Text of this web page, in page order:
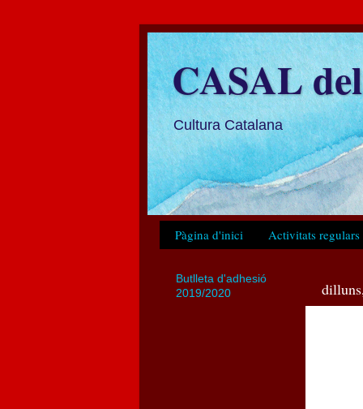
CASAL
Cultura Catalana
Pàgina d'inici Activitats regulars
Butlleta d'adhesió
2019/2020